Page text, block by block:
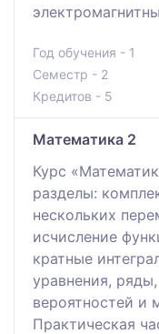
Год обучения - 1
Семестр - 2
Кредитов - 5
Математика 2
Курс
разделы:
нескольких
исчисление
кратные
уравнения,
вероятностей и
Практическая